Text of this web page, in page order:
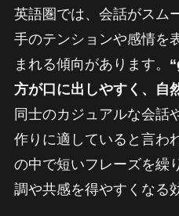
英語圏では、会話がスム
手のテンションや感情を
まれる傾向があります。
方が口に出しやすく、自
同士のカジュアルな会話
作りに適していると言わ
の中で短いフレーズを繰
調や共感を得やすくなる